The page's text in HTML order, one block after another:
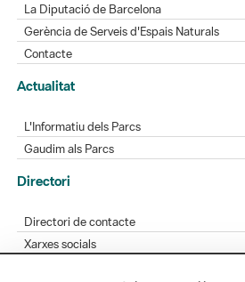
La Diputació de Barcelona
Gerència de Serveis d'Espais Naturals
Contacte
Actualitat
L'Informatiu dels Parcs
Gaudim als Parcs
Directori
Directori de contacte
Xarxes socials